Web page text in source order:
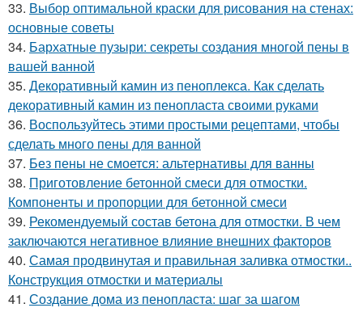
33. Выбор оптимальной краски для рисования на стенах:
основные советы
34. Бархатные пузыри: секреты создания многой пены в
вашей ванной
35. Декоративный камин из пеноплекса. Как сделать
декоративный камин из пенопласта своими руками
36. Воспользуйтесь этими простыми рецептами, чтобы
сделать много пены для ванной
37. Без пены не смоется: альтернативы для ванны
38. Приготовление бетонной смеси для отмостки.
Компоненты и пропорции для бетонной смеси
39. Рекомендуемый состав бетона для отмостки. В чем
заключаются негативное влияние внешних факторов
40. Самая продвинутая и правильная заливка отмостки..
Конструкция отмостки и материалы
41. Создание дома из пенопласта: шаг за шагом